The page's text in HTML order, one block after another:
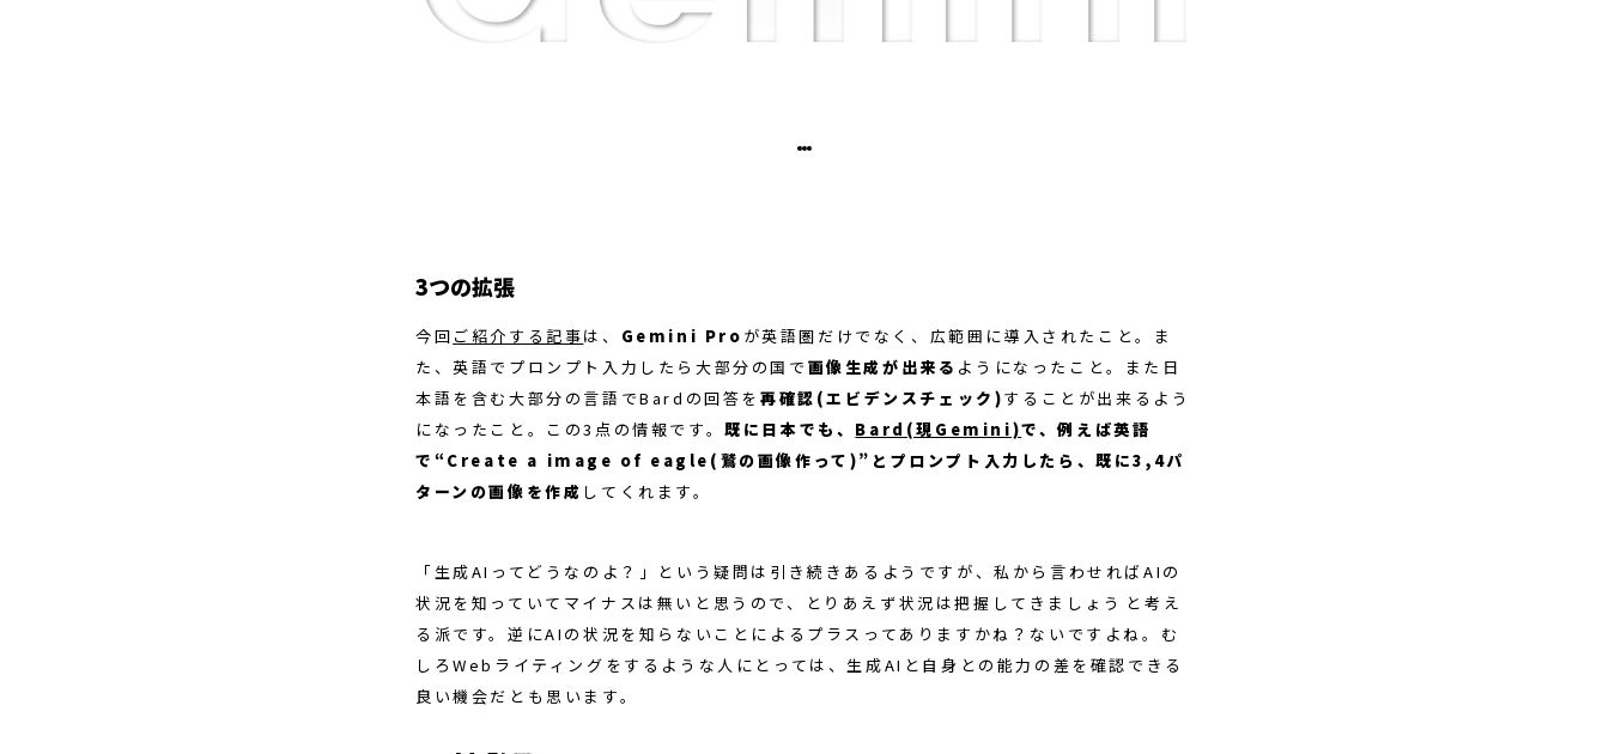
3つの拡張
今回 ご紹介する記事は、 Gemini Pro が英語圏だけでなく、広範囲に導入されたこと。ま
た、英語でプロンプト入力したら大部分の国で 画像生成が出来る ようになったこと。また日
本語を含む大部分の言語でBardの回答を再確認(エビデンスチェック)することが出来るよう
になったこと。この3点の情報です。既に日本でも、 Bard(現Gemini)で、例えば英語
で“Create a image of eagle(鷲の画像作って)”とプロンプト入力したら、既に3,4パ
ターンの画像を作成 してくれます。
「生成AIってどうなのよ？」という疑問は引き続きあるようですが、私から言わせればAIの
状況を知っていてマイナスは無いと思うので、とりあえず状況は把握してきましょう――と考え
る派です。逆にAIの状況を知らないことによるプラスってありますかね？ないですよね。む
しろWebライティングをするような人にとっては、生成AIと自身との能力の差を確認できる
良い機会だとも思います。